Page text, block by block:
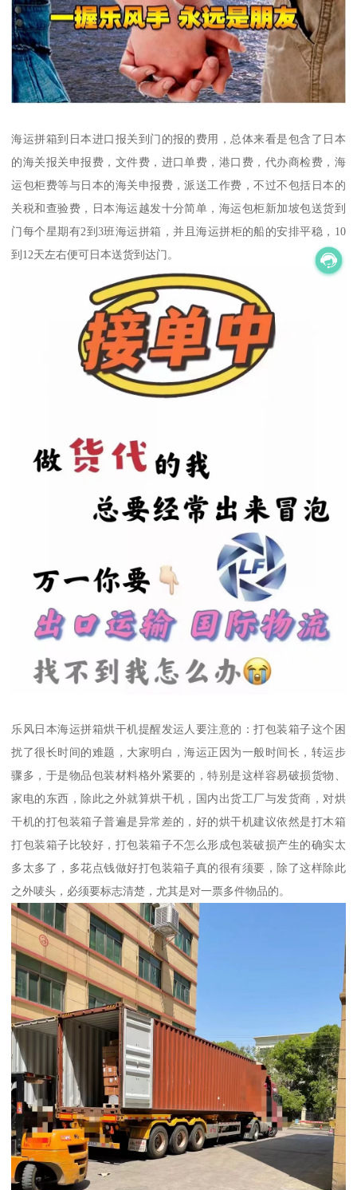
海运拼箱到日本进口报关到门的报的费用，总体来看是包含了日本
的海关报关申报费，文件费，进口单费，港口费，代办商检费，海
运包柜费等与日本的海关申报费，派送工作费，不过不包括日本的
关税和查验费，日本海运越发十分简单，海运包柜新加坡包送货到
门每个星期有2到3班海运拼箱，并且海运拼柜的船的安排平稳，10
到12天左右便可日本送货到达门。
乐风日本海运拼箱烘干机提醒发运人要注意的：打包装箱子这个困
扰了很长时间的难题，大家明白，海运正因为一般时间长，转运步
骤多，于是物品包装材料格外紧要的，特别是这样容易破损货物、
家电的东西，除此之外就算烘干机，国内出货工厂与发货商，对烘
干机的打包装箱子普遍是异常差的，好的烘干机建议依然是打木箱
打包装箱子比较好，打包装箱子不怎么形成包装破损产生的确实太
多太多了，多花点钱做好打包装箱子真的很有须要，除了这样除此
之外唛头，必须要标志清楚，尤其是对一票多件物品的。